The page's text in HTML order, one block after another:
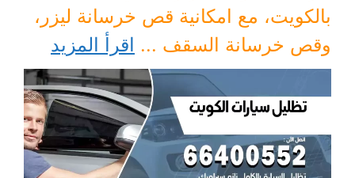
بالكويت، مع امكانية قص خرسانة ليزر،
وقص خرسانة السقف ... اقرأ المزيد